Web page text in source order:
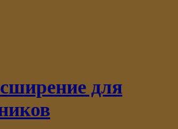
для